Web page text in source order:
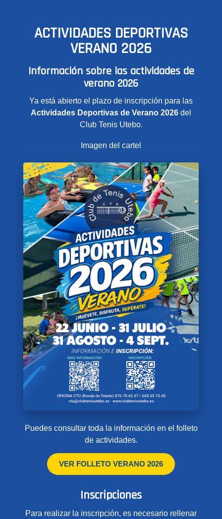
ACTIVIDADES DEPORTIVAS
VERANO 2026
Información sobre las actividades de
verano 2026
Ya está abierto el plazo de inscripción para las
Actividades Deportivas de Verano 2026 del
Club Tenis Utebo.
Imagen del cartel
Puedes consultar toda la información en el folleto
de actividades.
VER FOLLETO VERANO 2026
Inscripciones
Para realizar la inscripción, es necesario rellenar